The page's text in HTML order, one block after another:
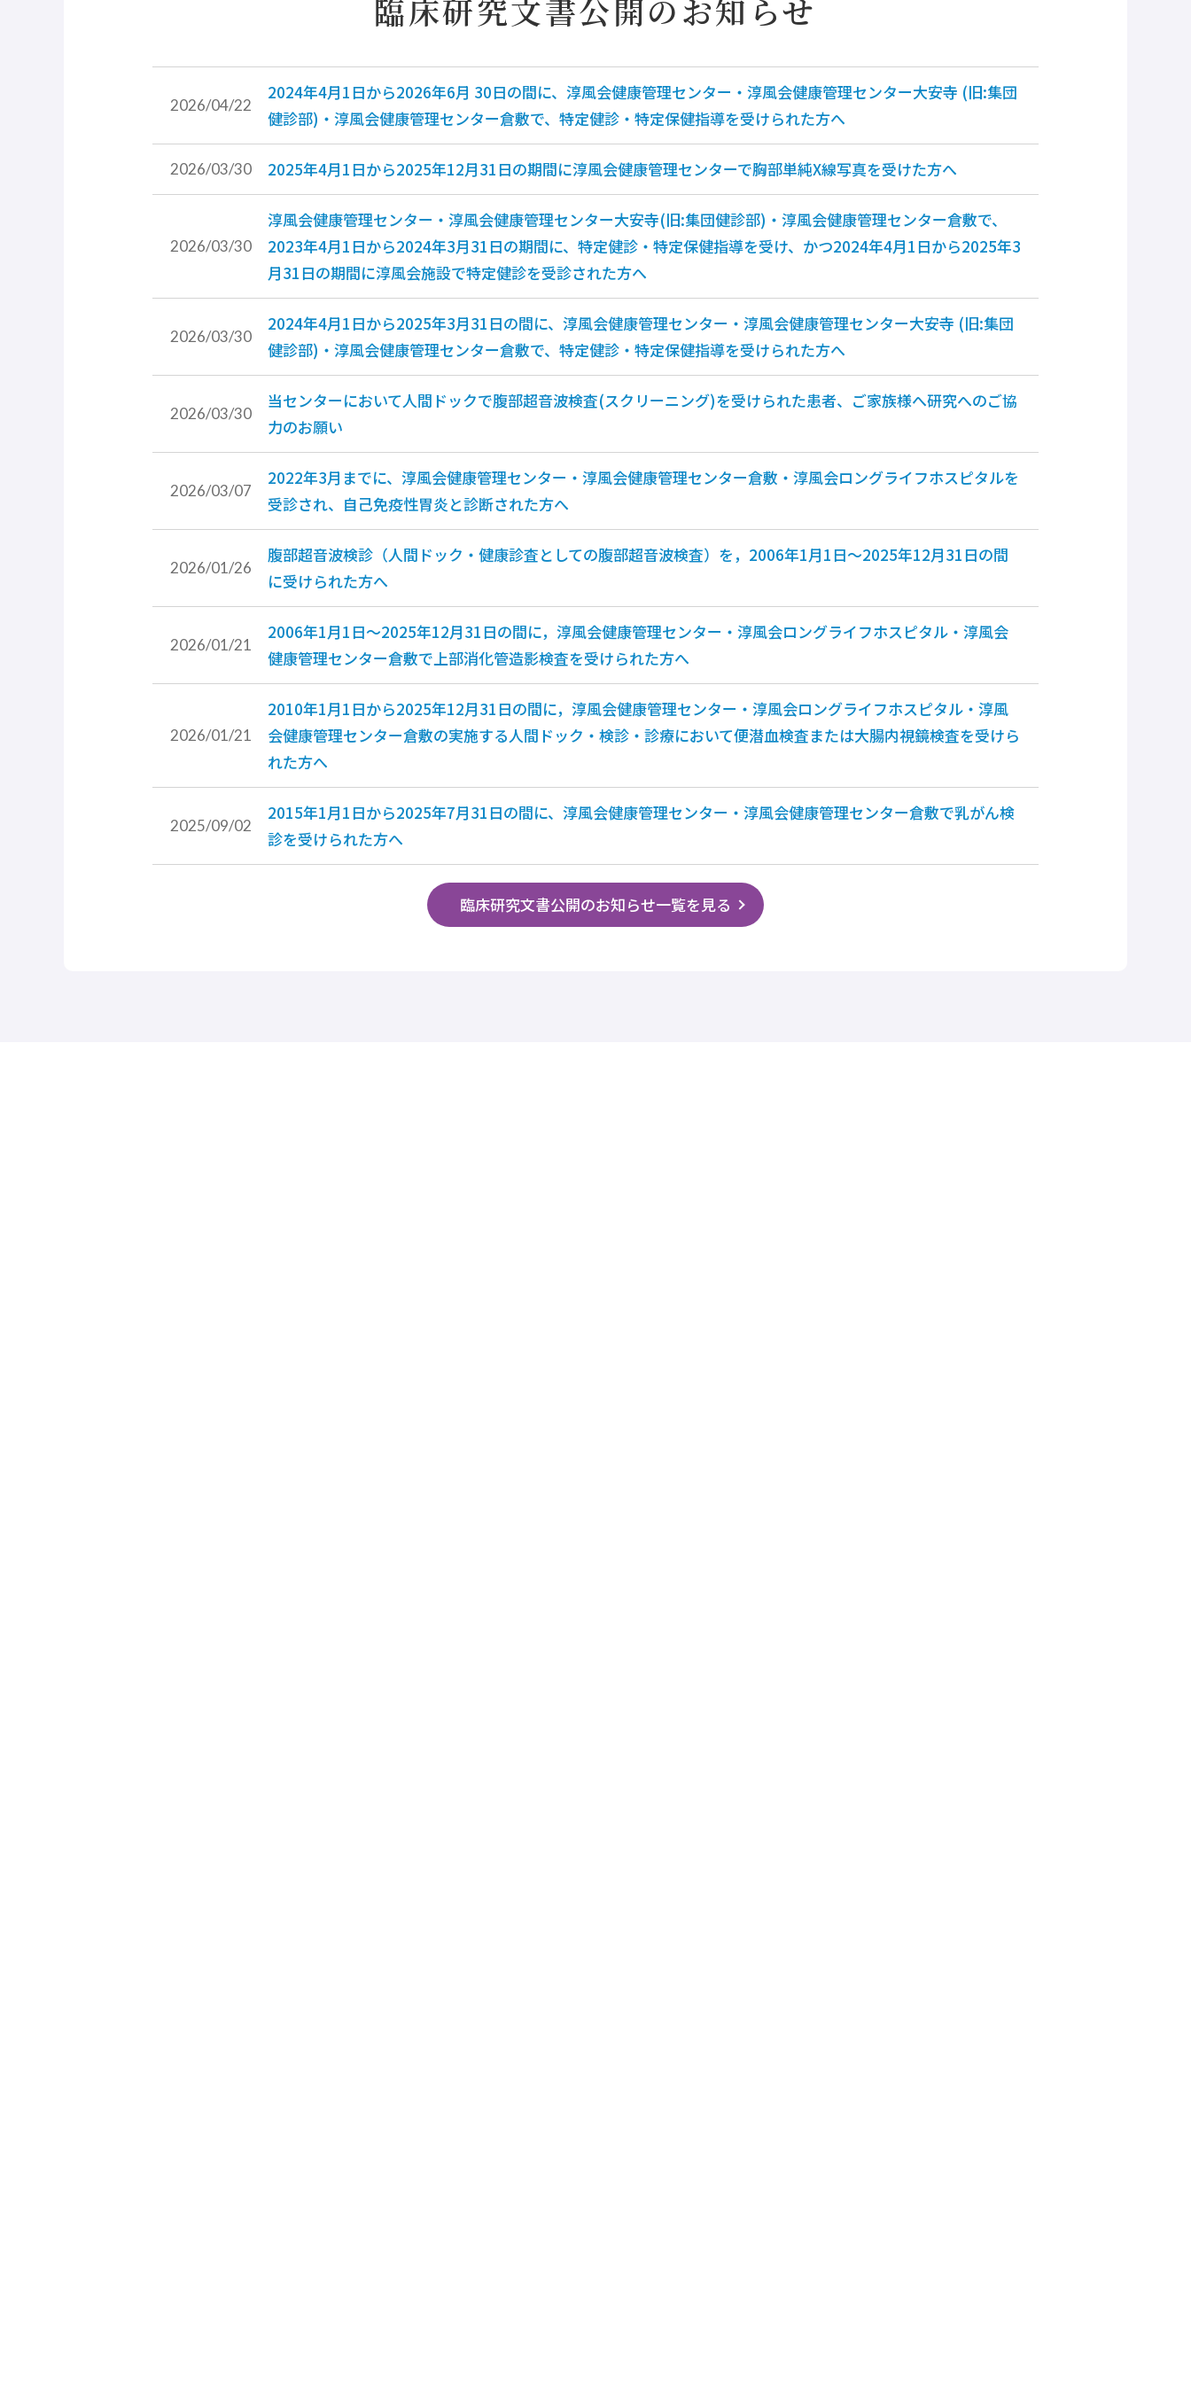
臨床研究文書公開のお知らせ
2026/04/22
2024年4月1日から2026年6月 30日の間に、淳風会健康管理センター・淳風会健康管理センター大安寺 (旧:集団
健診部)・淳風会健康管理センター倉敷で、特定健診・特定保健指導を受けられた方へ
2026/03/30 2025年4月1日から2025年12月31日の期間に淳風会健康管理センターで胸部単純X線写真を受けた方へ
2026/03/30
淳風会健康管理センター・淳風会健康管理センター大安寺(旧:集団健診部)・淳風会健康管理センター倉敷で、
2023年4月1日から2024年3月31日の期間に、特定健診・特定保健指導を受け、かつ2024年4月1日から2025年3
月31日の期間に淳風会施設で特定健診を受診された方へ
2026/03/30
2024年4月1日から2025年3月31日の間に、淳風会健康管理センター・淳風会健康管理センター大安寺 (旧:集団
健診部)・淳風会健康管理センター倉敷で、特定健診・特定保健指導を受けられた方へ
2026/03/30
当センターにおいて人間ドックで腹部超音波検査(スクリーニング)を受けられた患者、ご家族様へ研究へのご協
力のお願い
2026/03/07
2022年3月までに、淳風会健康管理センター・淳風会健康管理センター倉敷・淳風会ロングライフホスピタルを
受診され、自己免疫性胃炎と診断された方へ
2026/01/26
腹部超音波検診（人間ドック・健康診査としての腹部超音波検査）を，2006年1月1日～2025年12月31日の間
に受けられた方へ
2026/01/21
2006年1月1日～2025年12月31日の間に，淳風会健康管理センター・淳風会ロングライフホスピタル・淳風会
健康管理センター倉敷で上部消化管造影検査を受けられた方へ
2026/01/21
2010年1月1日から2025年12月31日の間に，淳風会健康管理センター・淳風会ロングライフホスピタル・淳風
会健康管理センター倉敷の実施する人間ドック・検診・診療において便潜血検査または大腸内視鏡検査を受けら
れた方へ
2025/09/02
2015年1月1日から2025年7月31日の間に、淳風会健康管理センター・淳風会健康管理センター倉敷で乳がん検
診を受けられた方へ
臨床研究文書公開のお知らせ一覧を見る